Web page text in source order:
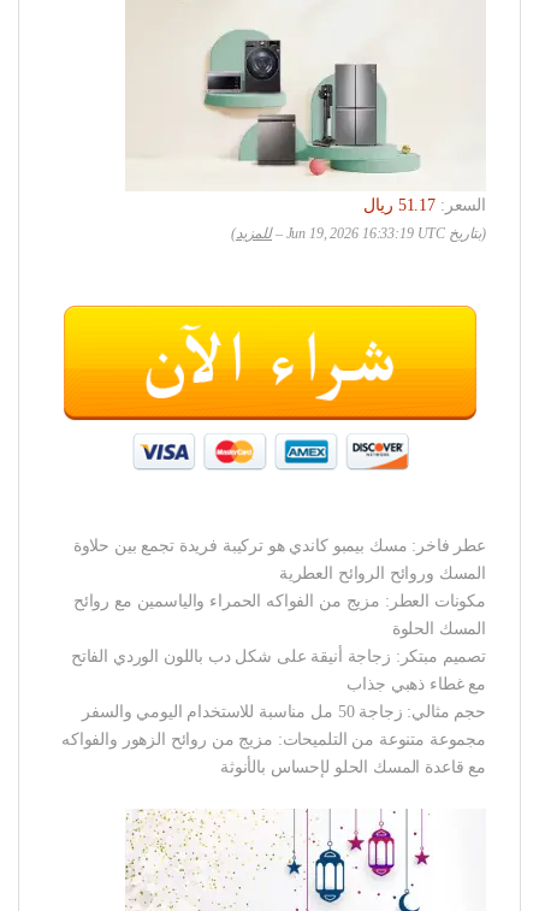
السعر:
‏51.17 ريال
(بتاريخ Jun 19, 2026 16:33:19 UTC – للمزيد)
عطر فاخر: مسك بيمبو كاندي هو تركيبة فريدة تجمع بين حلاوة
المسك وروائح الروائح العطرية
مكونات العطر: مزيج من الفواكه الحمراء والياسمين مع روائح
المسك الحلوة
تصميم مبتكر: زجاجة أنيقة على شكل دب باللون الوردي الفاتح
مع غطاء ذهبي جذاب
حجم مثالي: زجاجة 50 مل مناسبة للاستخدام اليومي والسفر
مجموعة متنوعة من التلميحات: مزيج من روائح الزهور والفواكه
مع قاعدة المسك الحلو لإحساس بالأنوثة